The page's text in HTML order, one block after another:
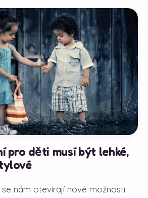
pro děti musí být lehké,
nám otevírají nové možnosti